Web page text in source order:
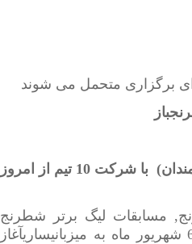
برگزاری متحمل می شوند
مسابقات لیگ برتر شطرنج آقایان (جام اندیشمندان) با شرکت 10 تیم از امروز
مسابقات لیگ برتر شطرنج
ساریآغاز